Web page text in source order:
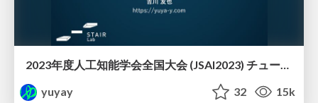
2023年度人工知能学会全国大会 (JSAI2023) チュートリアル「解釈可能な機械学習 〜説明は人のためか〜」
yuyay
32 15k